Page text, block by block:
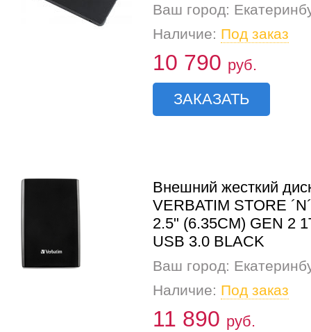
Ваш город:
Наличие: Под заказ
10 790 руб.
ЗАКАЗАТЬ
Внешний жесткий
VERBATIM STORE
2.5" (6.35CM) GEN 2
USB 3.0 BLACK
Ваш город:
Наличие: Под заказ
11 890 руб.